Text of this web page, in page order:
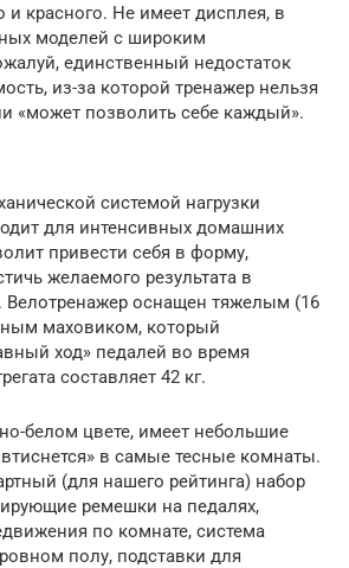
и красного. Не имеет дисплея, в
моделей с широким
единственный недостаток
из-за которой тренажер нельзя
«может позволить себе каждый».
системой нагрузки
для интенсивных домашних
привести себя в форму,
желаемого результата в
Велотренажер оснащен тяжелым (16
маховиком, который
ход» педалей во время
составляет 42 кг.
белом цвете, имеет небольшие
в самые тесные комнаты.
(для нашего рейтинга) набор
ремешки на педалях,
по комнате, система
полу, подставки для